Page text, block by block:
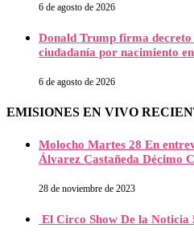
6 de agosto de 2026
Donald Trump firma
ciudadanía por nacimiento
6 de agosto de 2026
EMISIONES EN VIVO
Molocho Martes 28 En
Álvarez Castañeda Décimo
28 de noviembre de 2023
El Circo Show De la Noticia